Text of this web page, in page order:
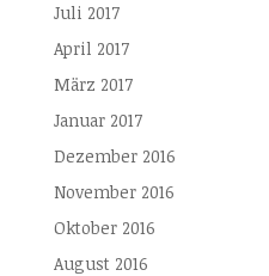
Juli 2017
April 2017
März 2017
Januar 2017
Dezember 2016
November 2016
Oktober 2016
August 2016